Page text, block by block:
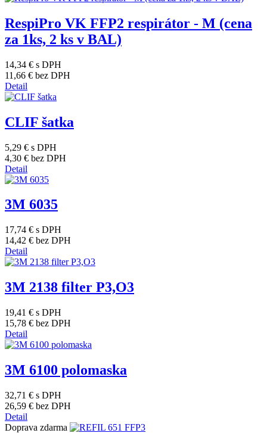
RespiPro VK FFP2 respirátor - M (cena
za 1ks, 2 ks v BAL)
14,34 € s DPH
11,66 € bez DPH
Detail
CLIF šatka
5,29 € s DPH
4,30 € bez DPH
Detail
3M 6035
17,74 € s DPH
14,42 € bez DPH
Detail
3M 2138 filter P3,O3
19,41 € s DPH
15,78 € bez DPH
Detail
3M 6100 polomaska
32,71 € s DPH
26,59 € bez DPH
Detail
Doprava zdarma